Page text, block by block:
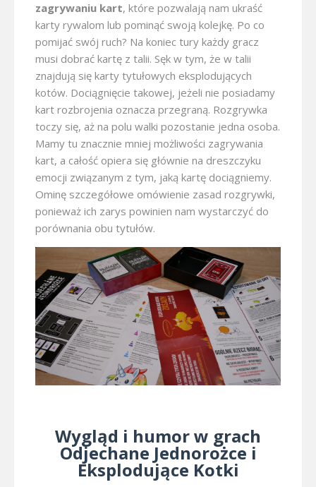
zagrywaniu kart, które pozwalają nam ukraść
karty rywalom lub pominąć swoją kolejkę. Po co
pomijać swój ruch? Na koniec tury każdy gracz
musi dobrać kartę z talii. Sęk w tym, że w talii
znajdują się karty tytułowych eksplodujących
kotów. Dociągnięcie takowej, jeżeli nie posiadamy
kart rozbrojenia oznacza przegraną. Rozgrywka
toczy się, aż na polu walki pozostanie jedna osoba.
Mamy tu znacznie mniej możliwości zagrywania
kart, a całość opiera się głównie na dreszczyku
emocji związanym z tym, jaką kartę dociągniemy.
Ominę szczegółowe omówienie zasad rozgrywki,
ponieważ ich zarys powinien nam wystarczyć do
porównania obu tytułów.
Wygląd i humor w grach
Odjechane Jednorożce i
Eksplodujące Kotki